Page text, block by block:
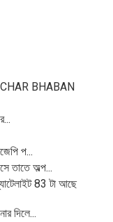
BHABAN
প...
তাতে অল্প...
83 টা আছে
দিলে...